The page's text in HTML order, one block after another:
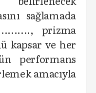
sağlamada
prizma
kapsar ve her
performans
amacıyla